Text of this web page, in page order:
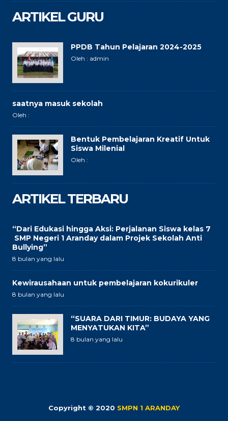
ARTIKEL GURU
PPDB Tahun Pelajaran 2024-2025
Oleh : admin
saatnya masuk sekolah
Oleh :
Bentuk Pembelajaran Kreatif Untuk
Siswa Milenial
Oleh :
ARTIKEL TERBARU
“Dari Edukasi hingga Aksi: Perjalanan Siswa kelas 7
SMP Negeri 1 Aranday dalam Projek Sekolah Anti
Bullying”
8 bulan yang lalu
Kewirausahaan untuk pembelajaran kokurikuler
8 bulan yang lalu
“SUARA DARI TIMUR: BUDAYA YANG
MENYATUKAN KITA”
8 bulan yang lalu
Copyright © 2020 SMPN 1 ARANDAY